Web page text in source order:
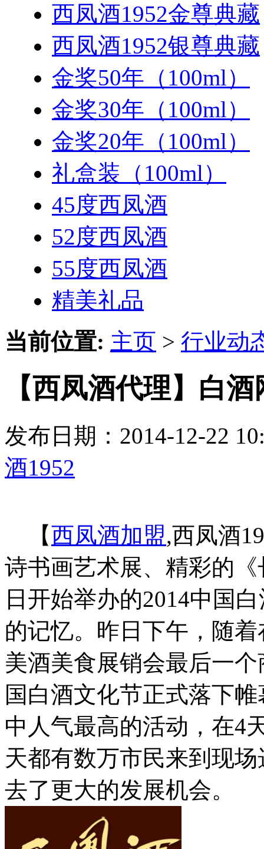
西凤酒1952金尊典藏
西凤酒1952银尊典藏
金奖50年（100ml）
金奖30年（100ml）
金奖20年（100ml）
礼盒装（100ml）
45度西凤酒
52度西凤酒
55度西凤酒
精美礼品
当前位置: 主页 > 行业动
【西凤酒代理】白
发布日期：2014-12-22
酒1952
【西凤酒加盟,西凤酒
诗书画艺术展、精彩的
日开始举办的2014中国
的记忆。昨日下午，随
美酒美食展销会最后一
国白酒文化节正式落下
中人气最高的活动，在4
天都有数万市民来到现
去了更大的发展机会。